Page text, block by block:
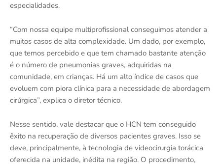
especialidades.
“Com nossa equipe multiprofissional conseguimos atender a
muitos casos de alta complexidade. Um dado, por exemplo,
que temos percebido e que tem chamado bastante atenção
é o número de pneumonias graves, adquiridas na
comunidade, em crianças. Há um alto índice de casos que
evoluem com piora clínica para a necessidade de abordagem
cirúrgica”, explica o diretor técnico.
Nesse sentido, vale destacar que o HCN tem conseguido
êxito na recuperação de diversos pacientes graves. Isso se
deve, principalmente, à tecnologia de videocirurgia torácica
oferecida na unidade, inédita na região. O procedimento,